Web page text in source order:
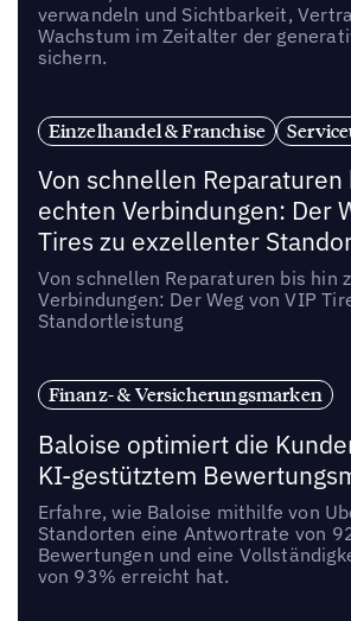
verwandeln und Sichtbarkeit,
Wachstum im Zeitalter der
sichern.
Einzelhandel & Franchise
Von schnellen Reparaturen
echten Verbindungen: Der
Tires zu exzellenter
Von schnellen Reparaturen bis hin
Verbindungen: Der Weg von VIP
Standortleistung
Finanz- & Versicherungsmarken
Baloise optimiert die
KI-gestütztem
Erfahre, wie Baloise mithilfe von
Standorten eine Antwortrate von
Bewertungen und eine
von 93% erreicht hat.